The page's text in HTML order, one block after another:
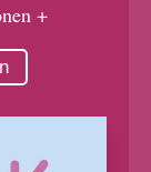
+